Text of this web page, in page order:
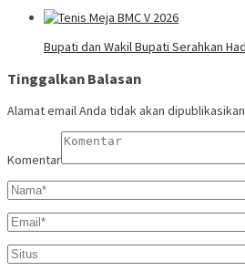
Bupati dan Wakil Bupati Serahkan
Tinggalkan Balasan
Alamat email Anda tidak akan
Komentar